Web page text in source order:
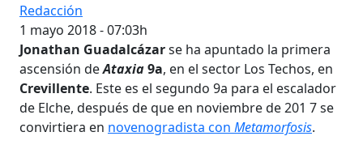
Redacción
1 mayo 2018 - 07:03h
Jonathan Guadalcázarse ha apuntado la primera
ascensión deAtaxia9a, en el sector Los Techos, en
Crevillente. Este es el segundo 9a para el escalador
de Elche, después de que en noviembre de 201 7 se
convirtiera en novenogradista con Metamorfosis.